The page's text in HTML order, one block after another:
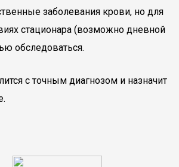
заболевания крови, но для
стационара (возможно дневной
обследоваться.
с точным диагнозом и назначит